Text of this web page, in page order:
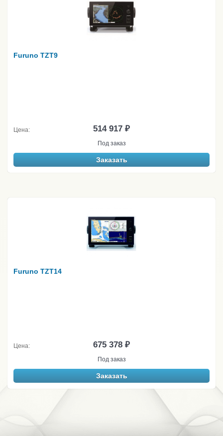
Furuno TZT9
Цена: 514 917 ₽
Под заказ
Заказать
Furuno TZT14
Цена: 675 378 ₽
Под заказ
Заказать